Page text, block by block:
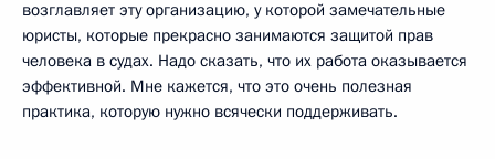
возглавляет эту организацию, у которой замечательные
юристы, которые прекрасно занимаются защитой прав
человека в судах. Надо сказать, что их работа оказывается
эффективной. Мне кажется, что это очень полезная
практика, которую нужно всячески поддерживать.